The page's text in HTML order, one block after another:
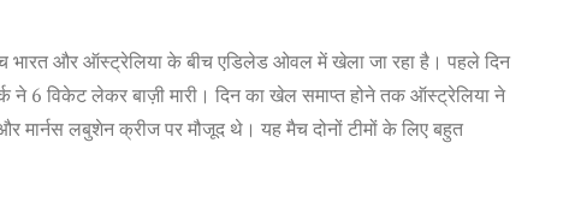
भारत और ऑस्ट्रेलिया के बीच एडिलेड ओवल में खेला जा रहा है। पहले दिन
ने 6 विकेट लेकर बाज़ी मारी। दिन का खेल समाप्त होने तक ऑस्ट्रेलिया ने
मार्नस लबुशेन क्रीज पर मौजूद थे। यह मैच दोनों टीमों के लिए बहुत